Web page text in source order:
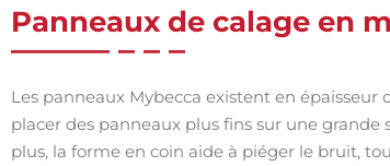
Panneaux de calage en
Les panneaux Mybecca existent en épaisseur
placer des panneaux plus fins sur une
plus, la forme en coin aide à piéger le bruit,